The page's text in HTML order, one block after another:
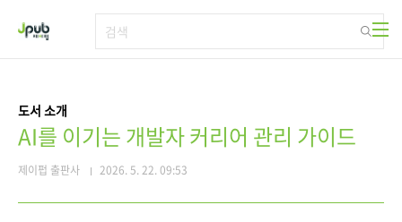
도서 소개
AI를 이기는 개발자 커리어 관리 가이드
제이펍 출판사 2026. 5. 22. 09:53